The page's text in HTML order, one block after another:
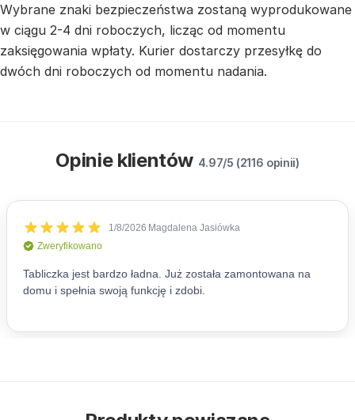
Wybrane znaki bezpieczeństwa zostaną wyprodukowane
w ciągu 2-4 dni roboczych, licząc od momentu
zaksięgowania wpłaty. Kurier dostarczy przesyłkę do
dwóch dni roboczych od momentu nadania.
Opinie klientów 4.97/5 (2116 opinii)